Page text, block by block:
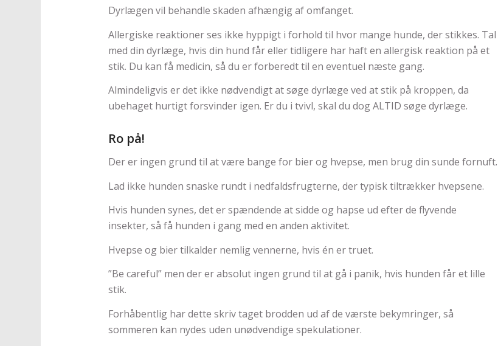
Dyrlægen vil behandle skaden afhængig af omfanget.
Allergiske reaktioner ses ikke hyppigt i forhold til hvor mange hunde, der stikkes. Tal
med din dyrlæge, hvis din hund får eller tidligere har haft en allergisk reaktion på et
stik. Du kan få medicin, så du er forberedt til en eventuel næste gang.
Almindeligvis er det ikke nødvendigt at søge dyrlæge ved at stik på kroppen, da
ubehaget hurtigt forsvinder igen. Er du i tvivl, skal du dog ALTID søge dyrlæge.
Ro på!
Der er ingen grund til at være bange for bier og hvepse, men brug din sunde fornuft.
Lad ikke hunden snaske rundt i nedfaldsfrugterne, der typisk tiltrækker hvepsene.
Hvis hunden synes, det er spændende at sidde og hapse ud efter de flyvende
insekter, så få hunden i gang med en anden aktivitet.
Hvepse og bier tilkalder nemlig vennerne, hvis én er truet.
”Be careful” men der er absolut ingen grund til at gå i panik, hvis hunden får et lille
stik.
Forhåbentlig har dette skriv taget brodden ud af de værste bekymringer, så
sommeren kan nydes uden unødvendige spekulationer.